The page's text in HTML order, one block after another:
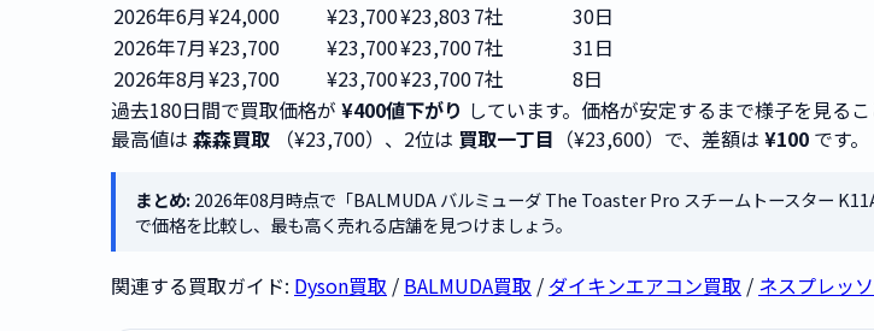
2026年6月¥24,000 ¥23,700¥23,8037社
30日
2026年7月¥23,700 ¥23,700¥23,7007社
31日
2026年8月¥23,700 ¥23,700¥23,7007社
8日
過去180日間で買取価格が ¥400値下がり しています。価格が安定するまで様子を見るこ
最高値は 森森買取 （¥23,700）、2位は 買取一丁目 （¥23,600）で、差額は ¥100 です。
まとめ:2026年08月時点で「BALMUDA バルミューダ The Toaster Pro スチームトースター
で価格を比較し、最も高く売れる店舗を見つけましょう。
関連する買取ガイド: Dyson買取 / BALMUDA買取 / ダイキンエアコン買取 / ネスプレッ